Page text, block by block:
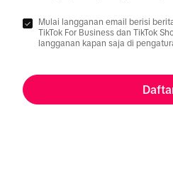
Mulai langganan email berisi
TikTok For Business dan TikTok
langganan kapan saja di